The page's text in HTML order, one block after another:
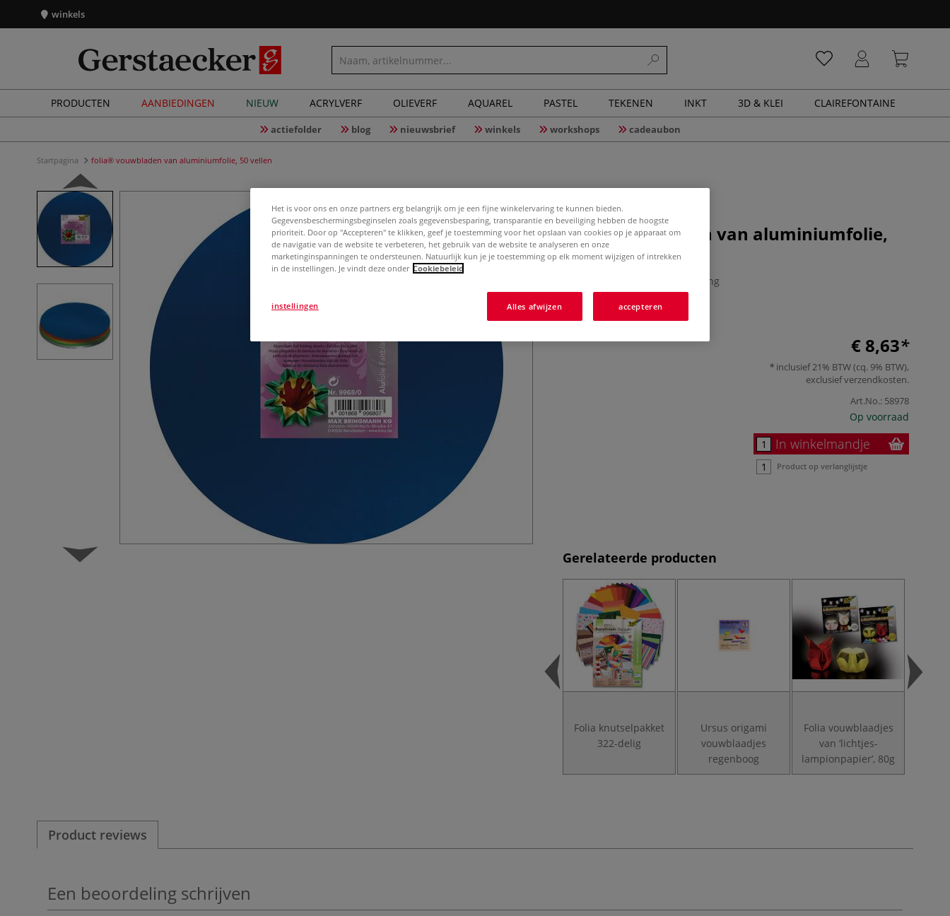
winkels
PRODUCTEN AANBIEDINGEN NIEUW ACRYLVERF OLIEVERF AQUAREL PASTEL TEKENEN INKT 3D & KLEI CLAIREFONTAINE
actiefolder blog nieuwsbrief winkels workshops cadeaubon
Startpagina folia® vouwbladen van aluminiumfolie, 50 vellen
folia® vouwbladen van aluminiumfolie,
50 vellen
0 Beoordeling
€ 8,63
inclusief 21% BTW (cq. 9% BTW),
exclusiefverzendkosten.
Art.No.: 58978
Op voorraad
In winkelmandje
Product op verlanglijstje
Gerelateerde producten
Folia knutselpakket
322-delig
Ursus origami
vouwblaadjes
regenboog
Folia vouwblaadjes
van ‘lichtjes-
lampionpapier’, 80g
Product reviews
Een beoordeling schrijven
Het is voor ons en onze partners erg belangrijk om je een fijne winkelervaring te kunnen bieden.
Gegevensbeschermingsbeginselen zoals gegevensbesparing, transparantie en beveiliging hebben de hoogste
prioriteit. Door op "Accepteren" te klikken, geef je toestemming voor het opslaan van cookies op je apparaat om
de navigatie van de website te verbeteren, het gebruik van de website te analyseren en onze
marketinginspanningen te ondersteunen. Natuurlijk kun je je toestemming op elk moment wijzigen of intrekken
in de instellingen. Je vindt deze onder Cookiebeleid
Alles afwijzen accepteren
instellingen